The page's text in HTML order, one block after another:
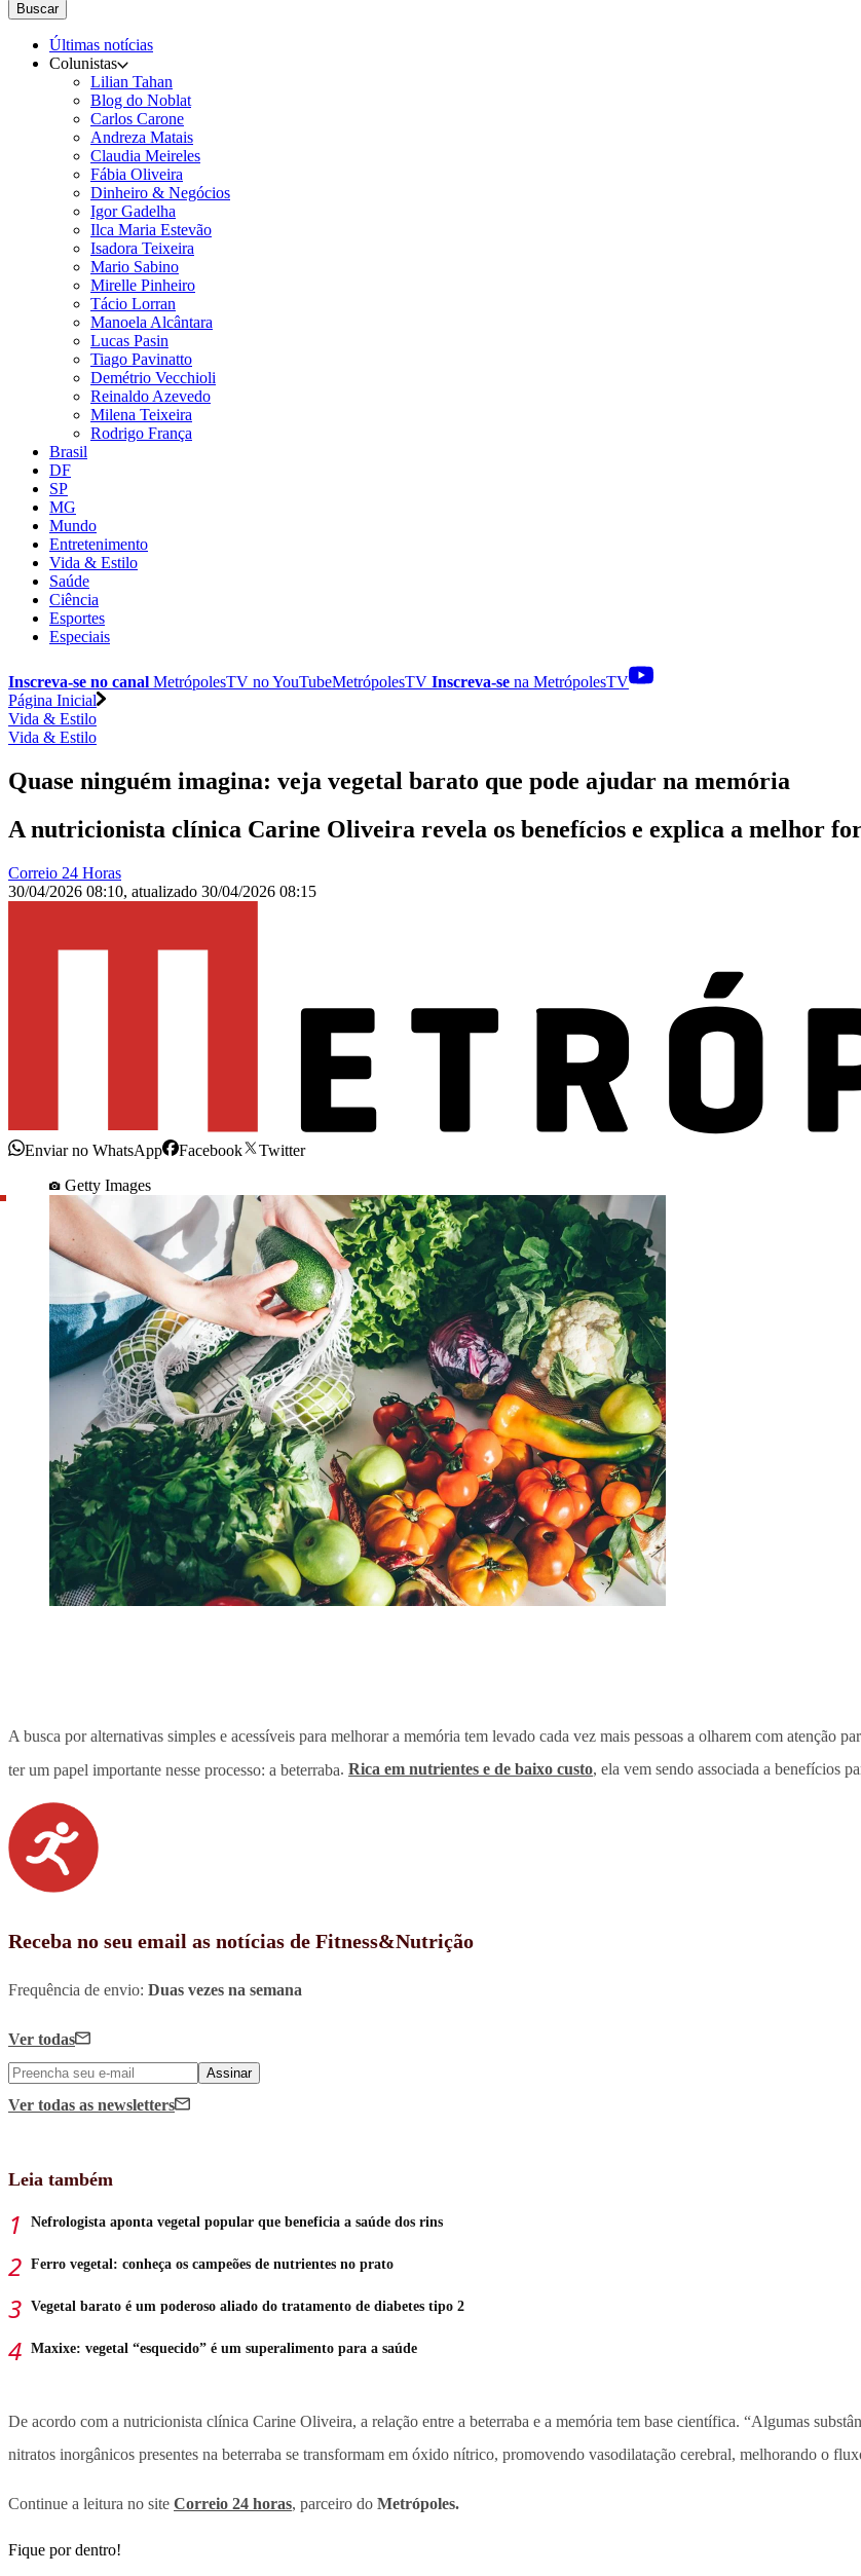
Buscar
Últimas notícias
Colunistas
Lilian Tahan
Blog do Noblat
Carlos Carone
Andreza Matais
Claudia Meireles
Fábia Oliveira
Dinheiro & Negócios
Igor Gadelha
Ilca Maria Estevão
Isadora Teixeira
Mario Sabino
Mirelle Pinheiro
Tácio Lorran
Manoela Alcântara
Lucas Pasin
Tiago Pavinatto
Demétrio Vecchioli
Reinaldo Azevedo
Milena Teixeira
Rodrigo França
Brasil
DF
SP
MG
Mundo
Entretenimento
Vida & Estilo
Saúde
Ciência
Esportes
Especiais
Inscreva-se no canal MetrópolesTV noYouTubeMetrópolesTV Inscreva-se na MetrópolesTV
Página Inicial
Vida & Estilo
Vida & Estilo
Quase ninguém imagina: veja vegetal barato que pode ajudar na memória
A nutricionista clínica Carine Oliveira revela os benefícios e explica a melhor
Correio 24 Horas
30/04/2026 08:10, atualizado 30/04/2026 08:15
Enviar no WhatsApp Facebook
Twitter
Getty Images
A busca por alternativas simples e acessíveis para melhorar a memória tem levado cada vez mais pessoas a olharem com atenção
ter um papel importante nesse processo: a beterraba. Rica em nutrientes e de baixo custo, ela vem sendo associada a benefícios
Receba no seu email as notícias de Fitness&Nutrição
Frequência de envio: Duas vezes na semana
Ver todas
Assinar
Ver todas as newsletters
Leia também
Nefrologista aponta vegetal popular que beneficia a saúde dos rins
Ferro vegetal: conheça os campeões de nutrientes no prato
Vegetal barato é um poderoso aliado do tratamento de diabetes tipo 2
Maxixe: vegetal “esquecido” é um superalimento para a saúde
De acordo com a nutricionista clínica Carine Oliveira, a relação entre a beterraba e a memória tem base científica. “Algumas
nitratos inorgânicos presentes na beterraba se transformam em óxido nítrico, promovendo vasodilatação cerebral, melhorando o
Continue a leitura no site Correio 24 horas, parceiro do Metrópoles.
Fique por dentro!